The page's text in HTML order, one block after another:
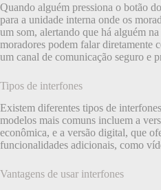
Quando alguém pressiona o botão
para a unidade interna onde os
um som, alertando que há alguém
moradores podem falar diretamente
um canal de comunicação seguro e
Tipos de interfones
Existem diferentes tipos de
modelos mais comuns incluem a
econômica, e a versão digital, que
funcionalidades adicionais, como
Vantagens de usar interfones